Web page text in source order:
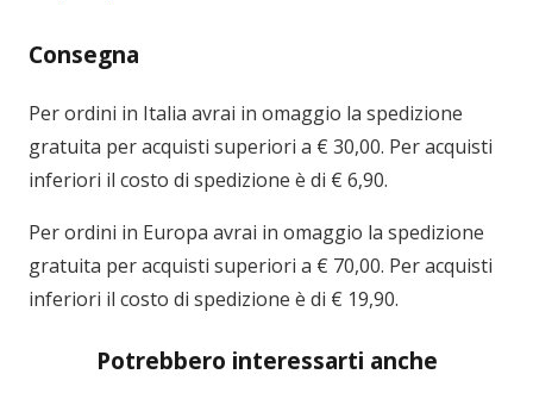
Consegna
Per ordini in Italia avrai in omaggio la spedizione
gratuita per acquisti superiori a € 30,00. Per acquisti
inferiori il costo di spedizione è di € 6,90.
Per ordini in Europa avrai in omaggio la spedizione
gratuita per acquisti superiori a € 70,00. Per acquisti
inferiori il costo di spedizione è di € 19,90.
Potrebbero interessarti anche